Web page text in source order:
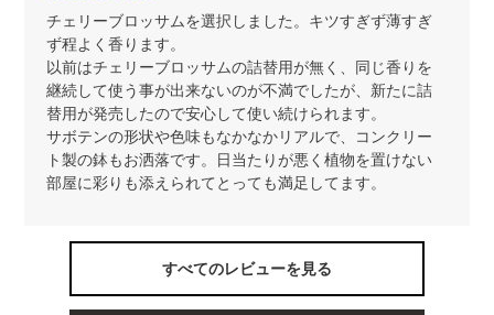
チェリーブロッサムを選択しました。キツすぎず薄すぎ
ず程よく香ります。
以前はチェリーブロッサムの詰替用が無く、同じ香りを
継続して使う事が出来ないのが不満でしたが、新たに詰
替用が発売したので安心して使い続けられます。
サボテンの形状や色味もなかなかリアルで、コンクリー
ト製の鉢もお洒落です。日当たりが悪く植物を置けない
部屋に彩りも添えられてとっても満足してます。
すべてのレビューを見る